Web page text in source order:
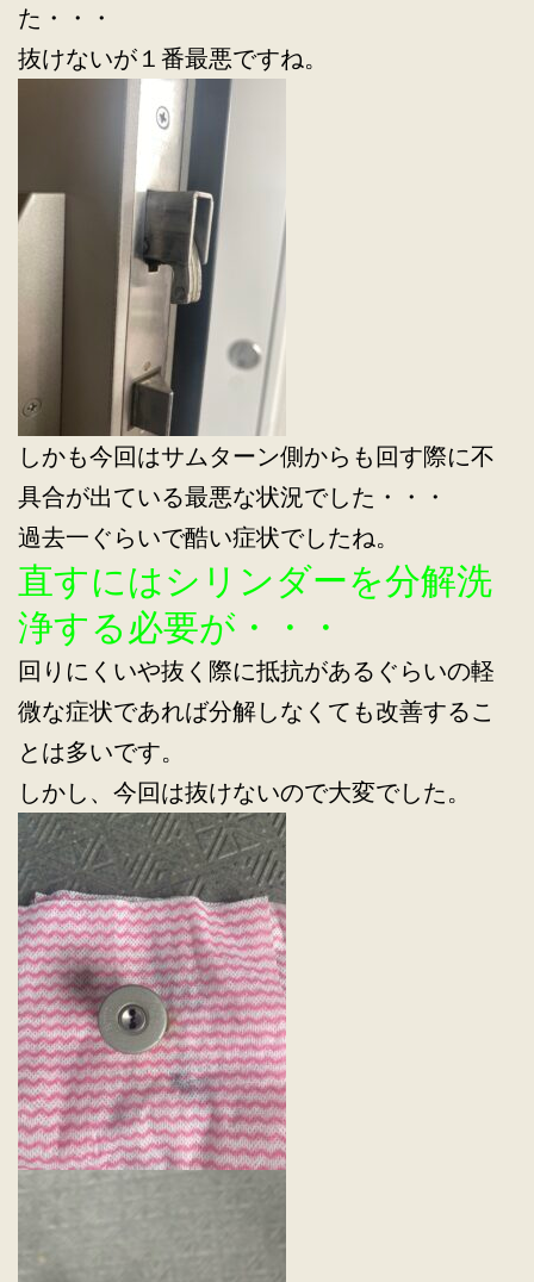
た・・・
抜けないが１番最悪ですね。
しかも今回はサムターン側からも回す際に不
具合が出ている最悪な状況でした・・・
過去一ぐらいで酷い症状でしたね。
直すにはシリンダーを分解洗
浄する必要が・・・
回りにくいや抜く際に抵抗があるぐらいの軽
微な症状であれば分解しなくても改善するこ
とは多いです。
しかし、今回は抜けないので大変でした。